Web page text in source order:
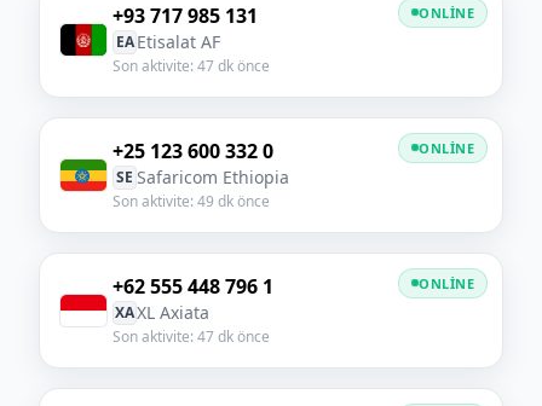
+93 717 985 131
EA Etisalat AF
Son aktivite: 47 dk önce
ONLINE
+25 123 600 332 0
SE Safaricom Ethiopia
Son aktivite: 49 dk önce
ONLINE
+62 555 448 796 1
XAXL Axiata
Son aktivite: 47 dk önce
ONLINE